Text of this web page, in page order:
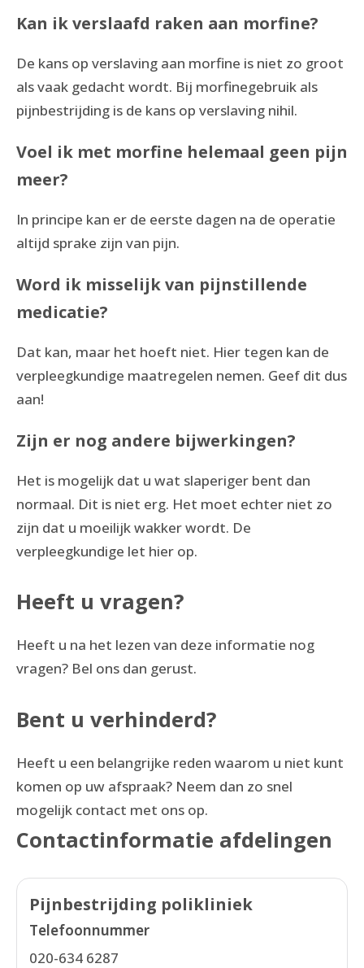
Kan ik verslaafd raken aan morfine?
De kans op verslaving aan morfine is niet zo groot
als vaak gedacht wordt. Bij morfinegebruik als
pijnbestrijding is de kans op verslaving nihil.
Voel ik met morfine helemaal geen pijn
meer?
In principe kan er de eerste dagen na de operatie
altijd sprake zijn van pijn.
Word ik misselijk van pijnstillende
medicatie?
Dat kan, maar het hoeft niet. Hier tegen kan de
verpleegkundige maatregelen nemen. Geef dit dus
aan!
Zijn er nog andere bijwerkingen?
Het is mogelijk dat u wat slaperiger bent dan
normaal. Dit is niet erg. Het moet echter niet zo
zijn dat u moeilijk wakker wordt. De
verpleegkundige let hier op.
Heeft u vragen?
Heeft u na het lezen van deze informatie nog
vragen? Bel ons dan gerust.
Bent u verhinderd?
Heeft u een belangrijke reden waarom u niet kunt
komen op uw afspraak? Neem dan zo snel
mogelijk contact met ons op.
Contactinformatie afdelingen
Pijnbestrijding polikliniek
Telefoonnummer
020-634 6287